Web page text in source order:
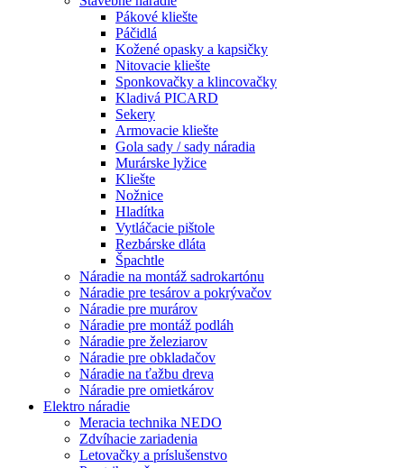
Pákové kliešte
Páčidlá
Kožené opasky a kapsičky
Nitovacie kliešte
Sponkovačky a klincovačky
Kladivá PICARD
Sekery
Armovacie kliešte
Gola sady / sady náradia
Murárske lyžice
Kliešte
Nožnice
Hladítka
Vytláčacie pištole
Rezbárske dláta
Špachtle
Náradie na montáž sadrokartónu
Náradie pre tesárov a pokrývačov
Náradie pre murárov
Náradie pre montáž podláh
Náradie pre železiarov
Náradie pre obkladačov
Náradie na ťažbu dreva
Náradie pre omietkárov
Elektro náradie
Meracia technika NEDO
Zdvíhacie zariadenia
Letovačky a príslušenstvo